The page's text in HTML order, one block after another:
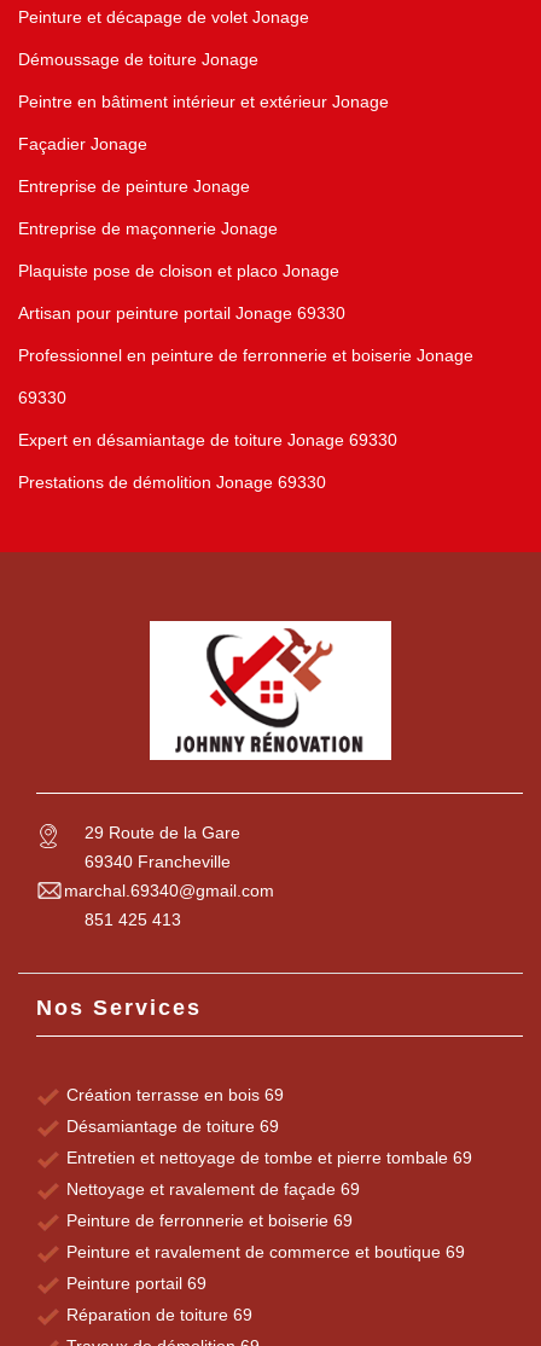
Peinture et décapage de volet Jonage
Démoussage de toiture Jonage
Peintre en bâtiment intérieur et extérieur Jonage
Façadier Jonage
Entreprise de peinture Jonage
Entreprise de maçonnerie Jonage
Plaquiste pose de cloison et placo Jonage
Artisan pour peinture portail Jonage 69330
Professionnel en peinture de ferronnerie et boiserie Jonage
69330
Expert en désamiantage de toiture Jonage 69330
Prestations de démolition Jonage 69330
29 Route de la Gare
69340 Francheville
marchal.69340@gmail.com
851 425 413
Nos Services
Création terrasse en bois 69
Désamiantage de toiture 69
Entretien et nettoyage de tombe et pierre tombale 69
Nettoyage et ravalement de façade 69
Peinture de ferronnerie et boiserie 69
Peinture et ravalement de commerce et boutique 69
Peinture portail 69
Réparation de toiture 69